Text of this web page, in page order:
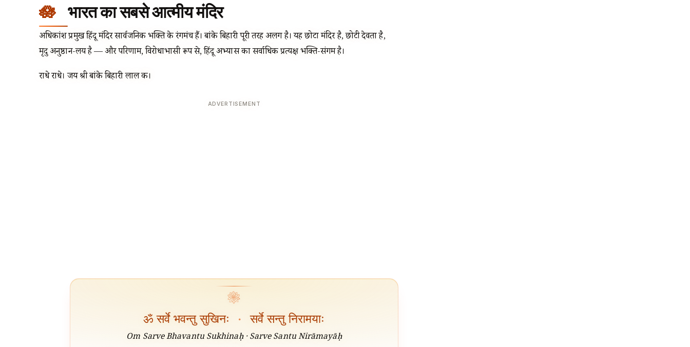
भारत का सबसे आत्मीय मंदिर
अधिकांश प्रमुख हिंदू मंदिर सार्वजनिक भक्ति के रंगमंच हैं। बांके बिहारी पूरी तरह अलग है। यह छोटा मंदिर है, छोटी देवता है,
मृदु अनुष्ठान-लय है — और परिणाम, विरोधाभासी रूप से, हिंदू अभ्यास का सर्वाधिक प्रत्यक्ष भक्ति-संगम है।
राधे राधे। जय श्री बांके बिहारी लाल की।
ADVERTISEMENT
❀
ॐ सर्वे भवन्तु सुखिनः · सर्वे सन्तु निरामयाः
Om Sarve Bhavantu Sukhinaḥ · Sarve Santu Nirāmayāḥ